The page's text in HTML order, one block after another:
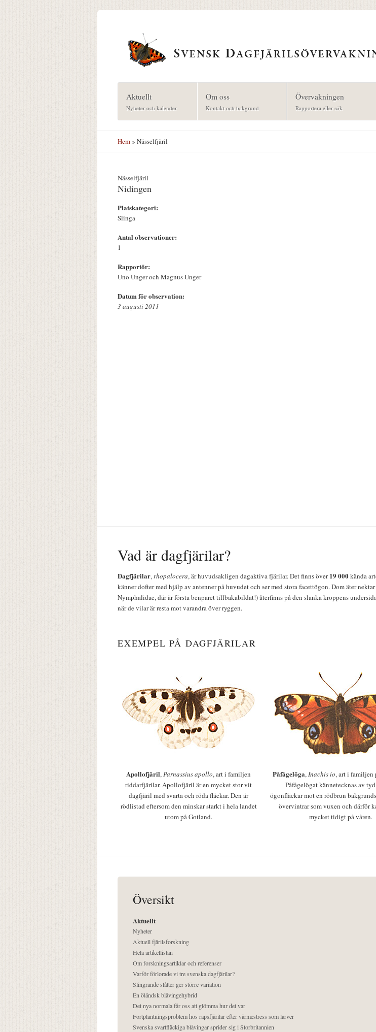
Aktuellt
Nyheter och kalender
Om oss
Kontakt och bakgrund
Övervakningen
Rapportera eller sök
Hem» Nässelfjäril
Nässelfjäril
Nidingen
Platskategori:
Slinga
Antal observationer:
1
Rapportör:
Uno Unger och Magnus Unger
Datum för observation:
3 augusti 2011
Vad är dagfjärilar?
Dagfjärilar,rhopalocera, är huvudsakligen dagaktiva fjärilar. Det finns över19 000kända
känner dofter med hjälp av antenner på huvudet och ser med stora facettögon. Dom äter
Nymphalidae, där är första benparet tillbakabildat!) återfinns på den slanka kroppens
när de vilar är resta mot varandra över ryggen.
EXEMPEL PÅ DAGFJÄRILAR
Apollofjäril,Parnassius apollo, art i familjen
riddarfjärilar. Apollofjäril är en mycket stor vit
dagfjäril med svarta och röda fläckar. Den är
rödlistad eftersom den minskar starkt i hela landet
utom på Gotland.
Påfågelöga,Inachis io, art i familjen
Påfågelögat kännetecknas av
ögonfläckar mot en rödbrun
övervintrar som vuxen och därför
mycket tidigt på våren.
Översikt
Aktuellt
Nyheter
Aktuell fjärilsforskning
Hela artikellistan
Om forskningsartiklar och referenser
Varför förlorade vi tre svenska dagfjärilar?
Slingrande slåtter ger större variation
En öländsk blåvingehybrid
Det nya normala får oss att glömma hur det var
Fortplantningsproblem hos rapsfjärilar efter värmestress som larver
Svenska svartfläckiga blåvingar sprider sig i Storbritannien